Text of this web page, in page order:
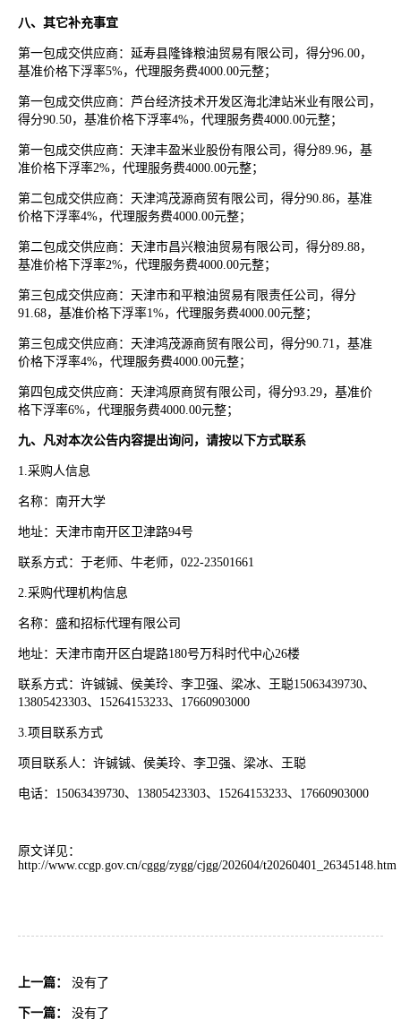
八、其它补充事宜
第一包成交供应商：延寿县隆锋粮油贸易有限公司，得分96.00，
基准价格下浮率5%，代理服务费4000.00元整；
第一包成交供应商：芦台经济技术开发区海北津站米业有限公司，
得分90.50，基准价格下浮率4%，代理服务费4000.00元整；
第一包成交供应商：天津丰盈米业股份有限公司，得分89.96，基
准价格下浮率2%，代理服务费4000.00元整；
第二包成交供应商：天津鸿茂源商贸有限公司，得分90.86，基准
价格下浮率4%，代理服务费4000.00元整；
第二包成交供应商：天津市昌兴粮油贸易有限公司，得分89.88，
基准价格下浮率2%，代理服务费4000.00元整；
第三包成交供应商：天津市和平粮油贸易有限责任公司，得分
91.68，基准价格下浮率1%，代理服务费4000.00元整；
第三包成交供应商：天津鸿茂源商贸有限公司，得分90.71，基准
价格下浮率4%，代理服务费4000.00元整；
第四包成交供应商：天津鸿原商贸有限公司，得分93.29，基准价
格下浮率6%，代理服务费4000.00元整；
九、凡对本次公告内容提出询问，请按以下方式联系
1.采购人信息
名称：南开大学
地址：天津市南开区卫津路94号
联系方式：于老师、牛老师， 022-23501661
2.采购代理机构信息
名称：盛和招标代理有限公司
地址：天津市南开区白堤路180号万科时代中心26楼
联系方式：许铖铖、侯美玲、李卫强、梁冰、王聪15063439730、
13805423303、15264153233、17660903000
3.项目联系方式
项目联系人：许铖铖、侯美玲、李卫强、梁冰、王聪
电话： 15063439730、13805423303、15264153233、17660903000
原文详见：
http://www.ccgp.gov.cn/cggg/zygg/cjgg/202604/t20260401_26345148.htm
上一篇： 没有了
下一篇： 没有了